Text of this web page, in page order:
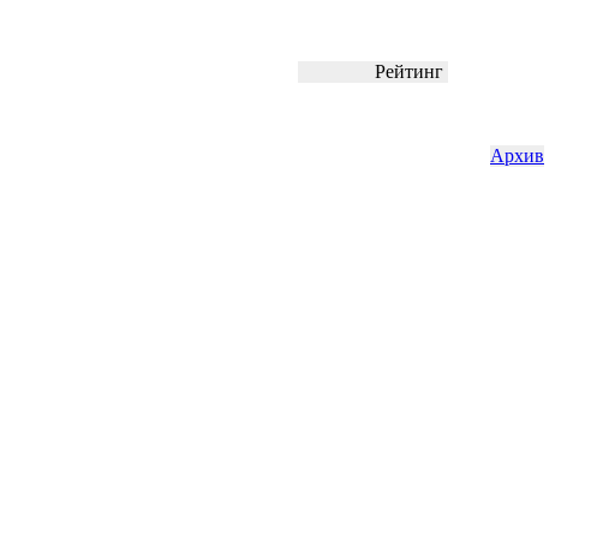
Рейтинг
Архив